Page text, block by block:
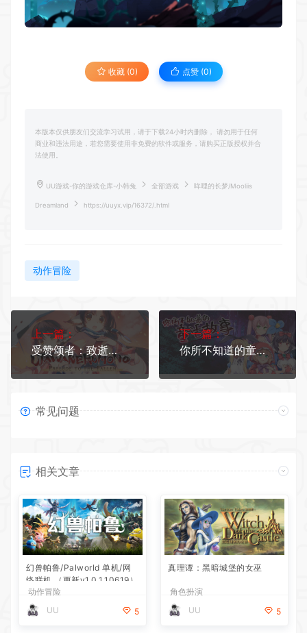
收藏 (0) 点赞 (0)
本版本仅供朋友们交流学习试用，请于下载24小时内删除， 请勿用于任何
商业和违法用途，若您需要使用非免费的软件或服务，请购买正版授权并合
法使用。
UU游戏-你的游戏仓库-小韩兔 全部游戏 哞哩的长梦/Mooliis
Dreamland https://uuyx.vip/16372/.html
动作冒险
上一篇：
受赞颂者：致逝者的摇篮曲/Utawarerumono: Prelude to the Fallen
下一篇：
你所不知道的童话故事
常见问题
相关文章
幻兽帕鲁/Palworld 单机/网
络联机 （更新v1.0.1.10619）
动作冒险
UU
5
真理谭：黑暗城堡的女巫
角色扮演
UU
5